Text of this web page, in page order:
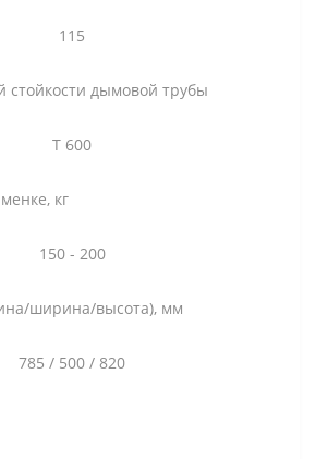
115
стойкости дымовой трубы
Т 600
кг
150 - 200
ширина/высота), мм
785 / 500 / 820